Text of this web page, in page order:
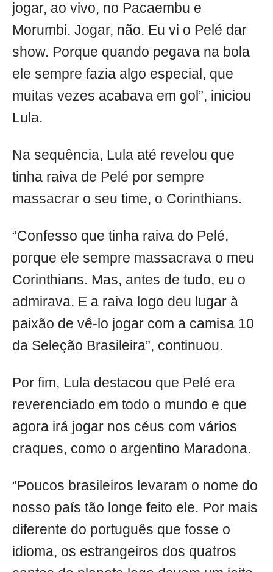
jogar, ao vivo, no Pacaembu e
Morumbi. Jogar, não. Eu vi o Pelé dar
show. Porque quando pegava na bola
ele sempre fazia algo especial, que
muitas vezes acabava em gol”, iniciou
Lula.
Na sequência, Lula até revelou que
tinha raiva de Pelé por sempre
massacrar o seu time, o Corinthians.
“Confesso que tinha raiva do Pelé,
porque ele sempre massacrava o meu
Corinthians. Mas, antes de tudo, eu o
admirava. E a raiva logo deu lugar à
paixão de vê-lo jogar com a camisa 10
da Seleção Brasileira”, continuou.
Por fim, Lula destacou que Pelé era
reverenciado em todo o mundo e que
agora irá jogar nos céus com vários
craques, como o argentino Maradona.
“Poucos brasileiros levaram o nome do
nosso país tão longe feito ele. Por mais
diferente do português que fosse o
idioma, os estrangeiros dos quatros